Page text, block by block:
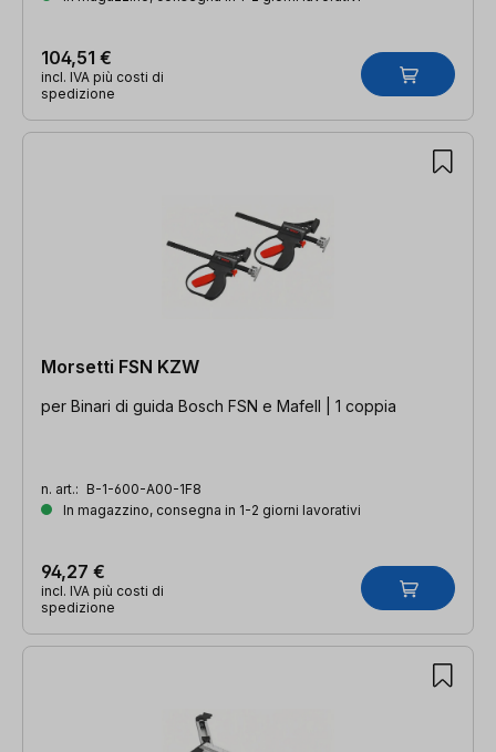
104,51 €
incl. IVA più costi di
spedizione
Morsetti FSN KZW
per Binari di guida Bosch FSN e Mafell | 1 coppia
n. art.: B-1-600-A00-1F8
In magazzino, consegna in 1-2 giorni lavorativi
94,27 €
incl. IVA più costi di
spedizione